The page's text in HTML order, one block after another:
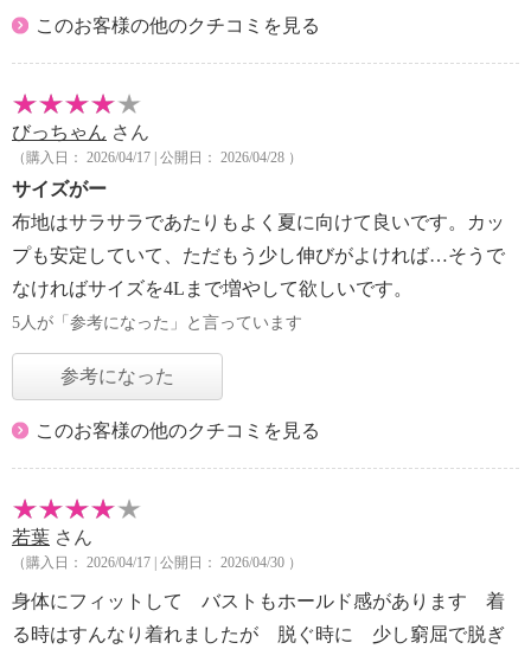
このお客様の他のクチコミを見る
びっちゃん さん
（購入日： 2026/04/17 | 公開日： 2026/04/28 ）
サイズがー
布地はサラサラであたりもよく夏に向けて良いです。カッ
プも安定していて、ただもう少し伸びがよければ…そうで
なければサイズを4Lまで増やして欲しいです。
5人が「参考になった」と言っています
参考になった
このお客様の他のクチコミを見る
若葉 さん
（購入日： 2026/04/17 | 公開日： 2026/04/30 ）
身体にフィットして バストもホールド感があります 着
る時はすんなり着れましたが 脱ぐ時に 少し窮屈で脱ぎ